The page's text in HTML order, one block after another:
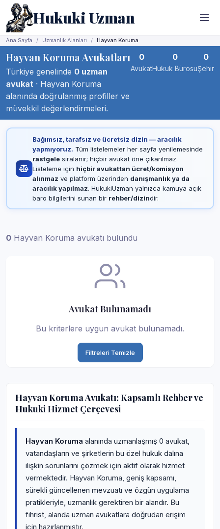
Hukuki Uzman
Ana Sayfa Uzmanlık Alanları Hayvan Koruma
Hayvan Koruma Avukatları
Türkiye genelinde 0 uzman
avukat · Hayvan Koruma
alanında doğrulanmış profiller ve
müvekkil değerlendirmeleri.
0
Avukat
0
Hukuk Bürosu
0
Şehir
Bağımsız, tarafsız ve ücretsiz dizin — aracılık
yapmıyoruz. Tüm listelemeler her sayfa yenilemesinde
rastgelesıralanır; hiçbir avukat öne çıkarılmaz.
Listeleme için hiçbir avukattan ücret/komisyon
alınmaz ve platform üzerinden danışmanlık ya da
aracılık yapılmaz. HukukiUzman yalnızca kamuya açık
baro bilgilerini sunan bir rehber/dizindir.
0 Hayvan Koruma avukatı bulundu
Avukat Bulunamadı
Bu kriterlere uygun avukat bulunamadı.
Filtreleri Temizle
Hayvan Koruma Avukatı: Kapsamlı Rehber ve
Hukuki Hizmet Çerçevesi
Hayvan Koruma alanında uzmanlaşmış 0 avukat,
vatandaşların ve şirketlerin bu özel hukuk dalına
ilişkin sorunlarını çözmek için aktif olarak hizmet
vermektedir. Hayvan Koruma, geniş kapsamı,
sürekli güncellenen mevzuatı ve özgün uygulama
pratikleriyle, uzmanlık gerektiren bir alandır. Bu
fihrist, alanda uzman avukatlara doğrudan erişim
için hazırlanmıştır.